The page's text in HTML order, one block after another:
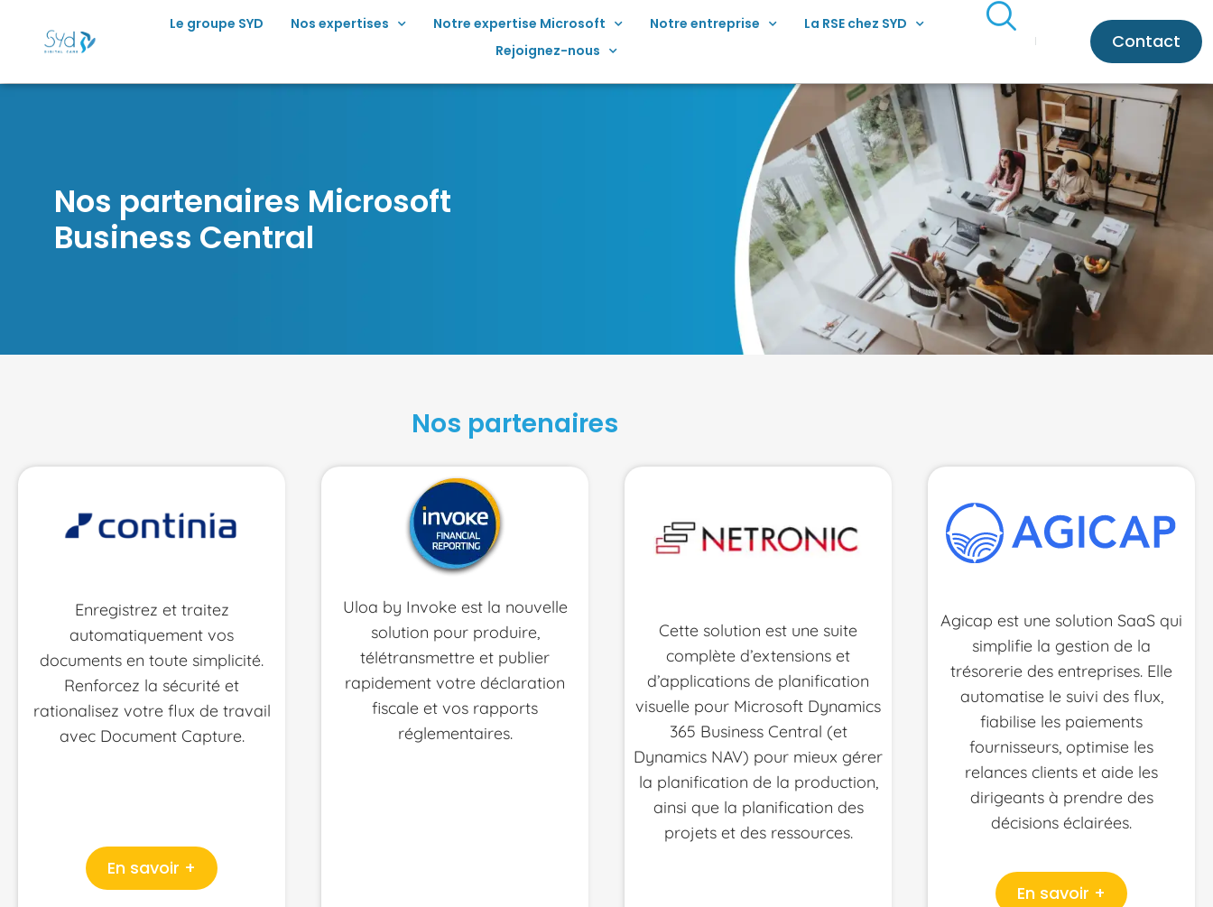
Le groupe SYD Nos expertises Notre expertise Microsoft Notre entreprise
La RSE chez SYD
Rejoignez-nous
Contact
Nos partenaires Microsoft
Business Central
Nos partenaires
Enregistrez et traitez
automatiquement vos
documents en toute simplicité.
Renforcez la sécurité et
rationalisez votre flux de travail
avec Document Capture.
En savoir +
Uloa by Invoke est la nouvelle
solution pour produire,
télétransmettre et publier
rapidement votre déclaration
fiscale et vos rapports
réglementaires.
Cette solution est une suite
complète d’extensions et
d’applications de planification
visuelle pour Microsoft Dynamics
365 Business Central (et
Dynamics NAV) pour mieux gérer
la planification de la production,
ainsi que la planification des
projets et des ressources.
Agicap est une solution SaaS qui
simplifie la gestion de la
trésorerie des entreprises. Elle
automatise le suivi des flux,
fiabilise les paiements
fournisseurs, optimise les
relances clients et aide les
dirigeants à prendre des
décisions éclairées.
En savoir +